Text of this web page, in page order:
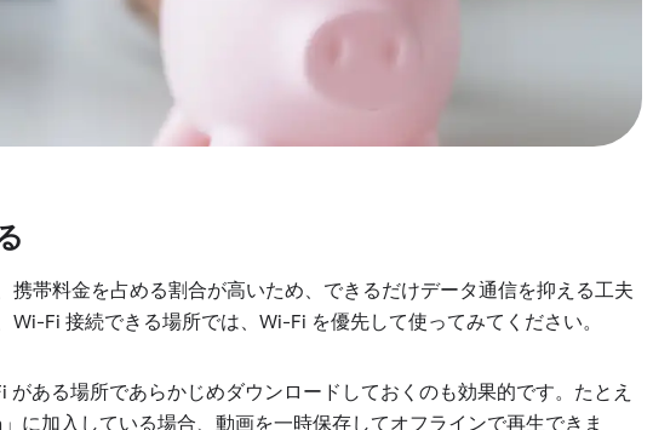
帯料金を占める割合が高いため、できるだけデータ通信を抑える工夫
Fi 接続できる場所では、Wi-Fi を優先して使ってみてください。
ある場所であらかじめダウンロードしておくのも効果的です。たとえ
に加入している場合、動画を一時保存してオフラインで再生できま